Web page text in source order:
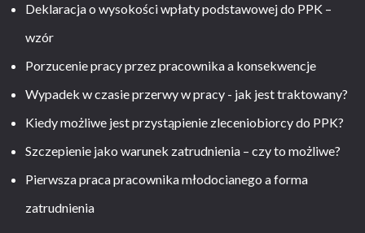
Deklaracja o wysokości wpłaty podstawowej do PPK –
wzór
Porzucenie pracy przez pracownika a konsekwencje
Wypadek w czasie przerwy w pracy - jak jest traktowany?
Kiedy możliwe jest przystąpienie zleceniobiorcy do PPK?
Szczepienie jako warunek zatrudnienia – czy to możliwe?
Pierwsza praca pracownika młodocianego a forma
zatrudnienia